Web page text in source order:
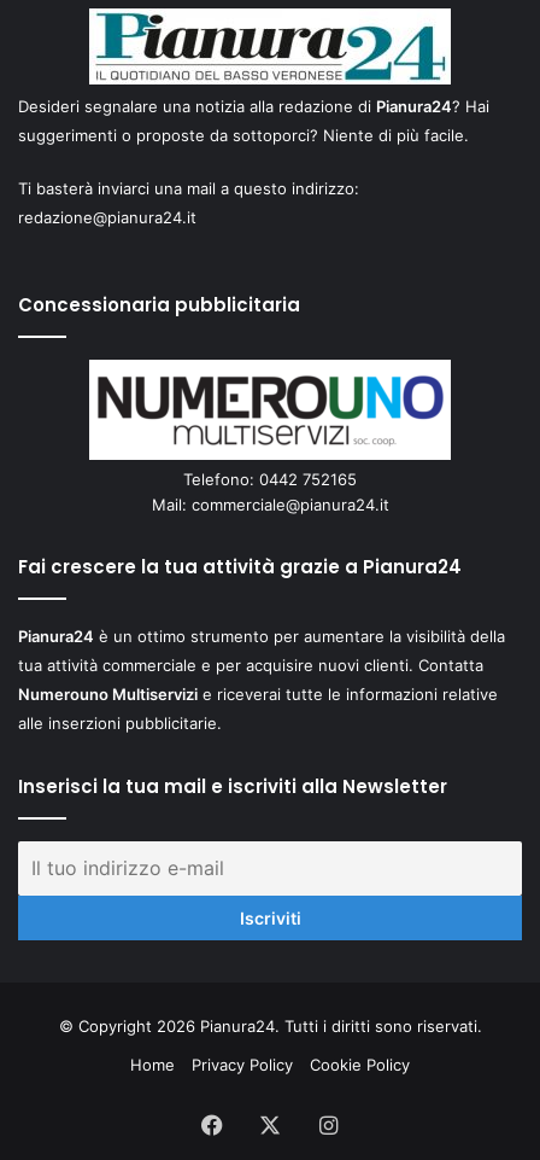
Desideri segnalare una notizia alla redazione di Pianura24? Hai
suggerimenti o proposte da sottoporci? Niente di più facile.
Ti basterà inviarci una mail a questo indirizzo:
redazione@pianura24.it
Concessionaria pubblicitaria
Telefono: 0442 752165
Mail: commerciale@pianura24.it
Fai crescere la tua attività grazie a Pianura24
Pianura24 è un ottimo strumento per aumentare la visibilità della
tua attività commerciale e per acquisire nuovi clienti. Contatta
Numerouno Multiservizi e riceverai tutte le informazioni relative
alle inserzioni pubblicitarie.
Inserisci la tua mail e iscriviti alla Newsletter
© Copyright 2026 Pianura24. Tutti i diritti sono riservati.
Home
Privacy Policy Cookie Policy
Facebook Instagram